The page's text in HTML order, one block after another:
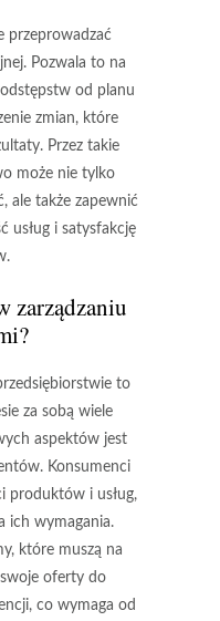
przeprowadzać
Pozwala to na
od planu
zmian, które
Przez takie
może nie tylko
ale także zapewnić
usług i satysfakcję
zarządzaniu
to
za sobą wiele
aspektów jest
. Konsumenci
produktów i usług,
ich wymagania.
które muszą na
oferty do
co wymaga od